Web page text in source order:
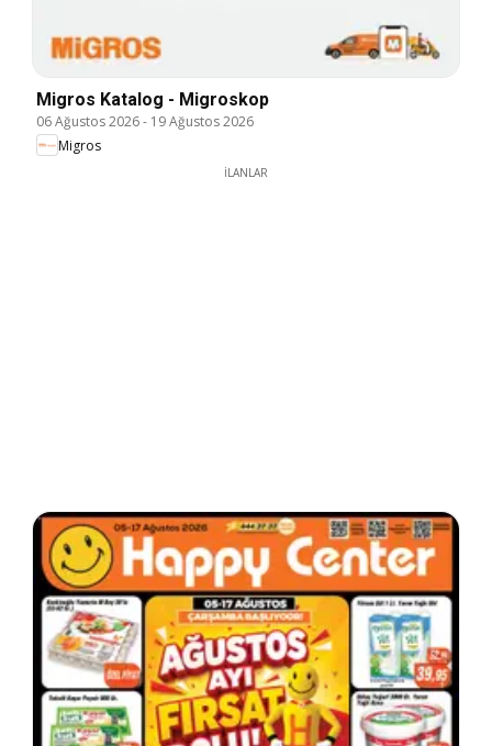
Migros Katalog - Migroskop
06 Ağustos 2026- 19 Ağustos 2026
Migros
İLANLAR